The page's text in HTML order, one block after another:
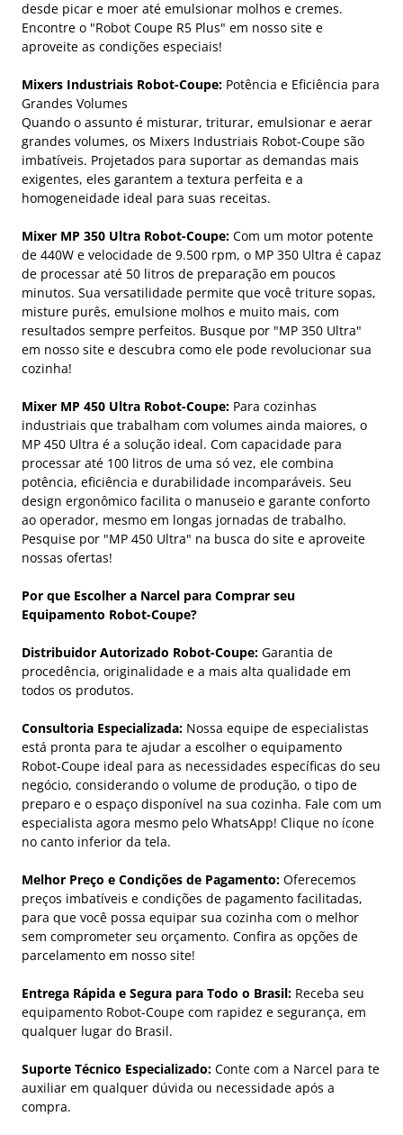
desde picar e moer até emulsionar molhos e cremes.
Encontre o "Robot Coupe R5 Plus" em nosso site e
aproveite as condições especiais!
Mixers Industriais Robot-Coupe: Potência e Eficiência para
Grandes Volumes
Quando o assunto é misturar, triturar, emulsionar e aerar
grandes volumes, os Mixers Industriais Robot-Coupe são
imbatíveis. Projetados para suportar as demandas mais
exigentes, eles garantem a textura perfeita e a
homogeneidade ideal para suas receitas.
Mixer MP 350 Ultra Robot-Coupe: Com um motor potente
de 440W e velocidade de 9.500 rpm, o MP 350 Ultra é capaz
de processar até 50 litros de preparação em poucos
minutos. Sua versatilidade permite que você triture sopas,
misture purês, emulsione molhos e muito mais, com
resultados sempre perfeitos. Busque por "MP 350 Ultra"
em nosso site e descubra como ele pode revolucionar sua
cozinha!
Mixer MP 450 Ultra Robot-Coupe: Para cozinhas
industriais que trabalham com volumes ainda maiores, o
MP 450 Ultra é a solução ideal. Com capacidade para
processar até 100 litros de uma só vez, ele combina
potência, eficiência e durabilidade incomparáveis. Seu
design ergonômico facilita o manuseio e garante conforto
ao operador, mesmo em longas jornadas de trabalho.
Pesquise por "MP 450 Ultra" na busca do site e aproveite
nossas ofertas!
Por que Escolher a Narcel para Comprar seu
Equipamento Robot-Coupe?
Distribuidor Autorizado Robot-Coupe: Garantia de
procedência, originalidade e a mais alta qualidade em
todos os produtos.
Consultoria Especializada: Nossa equipe de especialistas
está pronta para te ajudar a escolher o equipamento
Robot-Coupe ideal para as necessidades específicas do seu
negócio, considerando o volume de produção, o tipo de
preparo e o espaço disponível na sua cozinha. Fale com um
especialista agora mesmo pelo WhatsApp! Clique no ícone
no canto inferior da tela.
Melhor Preço e Condições de Pagamento: Oferecemos
preços imbatíveis e condições de pagamento facilitadas,
para que você possa equipar sua cozinha com o melhor
sem comprometer seu orçamento. Confira as opções de
parcelamento em nosso site!
Entrega Rápida e Segura para Todo o Brasil: Receba seu
equipamento Robot-Coupe com rapidez e segurança, em
qualquer lugar do Brasil.
Suporte Técnico Especializado: Conte com a Narcel para te
auxiliar em qualquer dúvida ou necessidade após a
compra.